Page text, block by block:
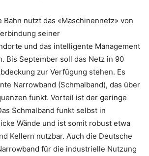
Bahn nutzt das «Maschinennetz» von
seiner
und das intelligente Management
Bis September soll das Netz in 90
zur Verfügung stehen. Es
Narrowband (Schmalband), das über
funkt. Vorteil ist der geringe
Schmalband funkt selbst in
Wände und ist somit robust etwa
Kellern nutzbar. Auch die Deutsche
für die industrielle Nutzung